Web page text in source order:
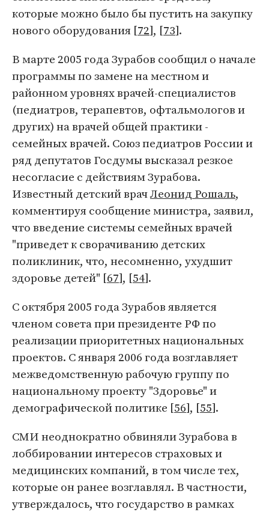
которые можно было бы пустить на закупку
нового оборудования [72], [73].
В марте 2005 года Зурабов сообщил о начале
программы по замене на местном и
районном уровнях врачей-специалистов
(педиатров, терапевтов, офтальмологов и
других) на врачей общей практики -
семейных врачей. Союз педиатров России и
ряд депутатов Госдумы высказал резкое
несогласие с действиям Зурабова.
Известный детский врачЛеонид Рошаль,
комментируя сообщение министра, заявил,
что введение системы семейных врачей
"приведет к сворачиванию детских
поликлиник, что, несомненно, ухудшит
здоровье детей" [67], [54].
С октября 2005 года Зурабов является
членом совета при президенте РФ по
реализации приоритетных национальных
проектов. С января 2006 года возглавляет
межведомственную рабочую группу по
национальному проекту "Здоровье" и
демографической политике [56], [55].
СМИ неоднократно обвиняли Зурабова в
лоббировании интересов страховых и
медицинских компаний, в том числе тех,
которые он ранее возглавлял. В частности,
утверждалось, что государство в рамках